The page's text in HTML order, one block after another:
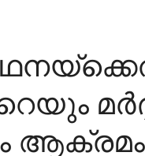
ആക്രമം